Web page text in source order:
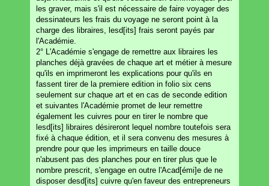
les graver, mais s'il est nécessaire de faire voyager des
dessinateurs les frais du voyage ne seront point à la
charge des libraires, lesd[its] frais seront payés par
l'Académie.
2° L'Académie s'engage de remettre aux libraires les
planches déjà gravées de chaque art et métier à mesure
qu'ils en imprimeront les explications pour qu'ils en
fassent tirer de la premiere edition in folio six cens
seulement sur chaque art et en cas de seconde edition
et suivantes l'Académie promet de leur remettre
également les cuivres pour en tirer le nombre que
lesd[its] libraires désireront lequel nombre toutefois sera
fixé à chaque édition, et il sera convenu des mesures à
prendre pour que les imprimeurs en taille douce
n'abusent pas des planches pour en tirer plus que le
nombre prescrit, s'engage en outre l'Acad[émi]e de ne
disposer desd[its] cuivre qu'en faveur des entrepreneurs